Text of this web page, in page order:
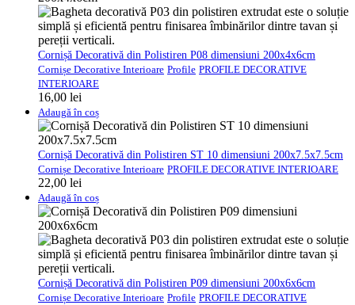
Cornișă Decorativă din Polistiren P08 dimensiuni 200x4x6cm
Cornișe Decorative Interioare Profile PROFILE DECORATIVE
INTERIOARE
16,00 lei
Adaugă în coș
Cornișă Decorativă din Polistiren ST 10 dimensiuni 200x7.5x7.5cm
Cornișe Decorative Interioare PROFILE DECORATIVE INTERIOARE
22,00 lei
Adaugă în coș
Cornișă Decorativă din Polistiren P09 dimensiuni 200x6x6cm
Cornișe Decorative Interioare Profile PROFILE DECORATIVE